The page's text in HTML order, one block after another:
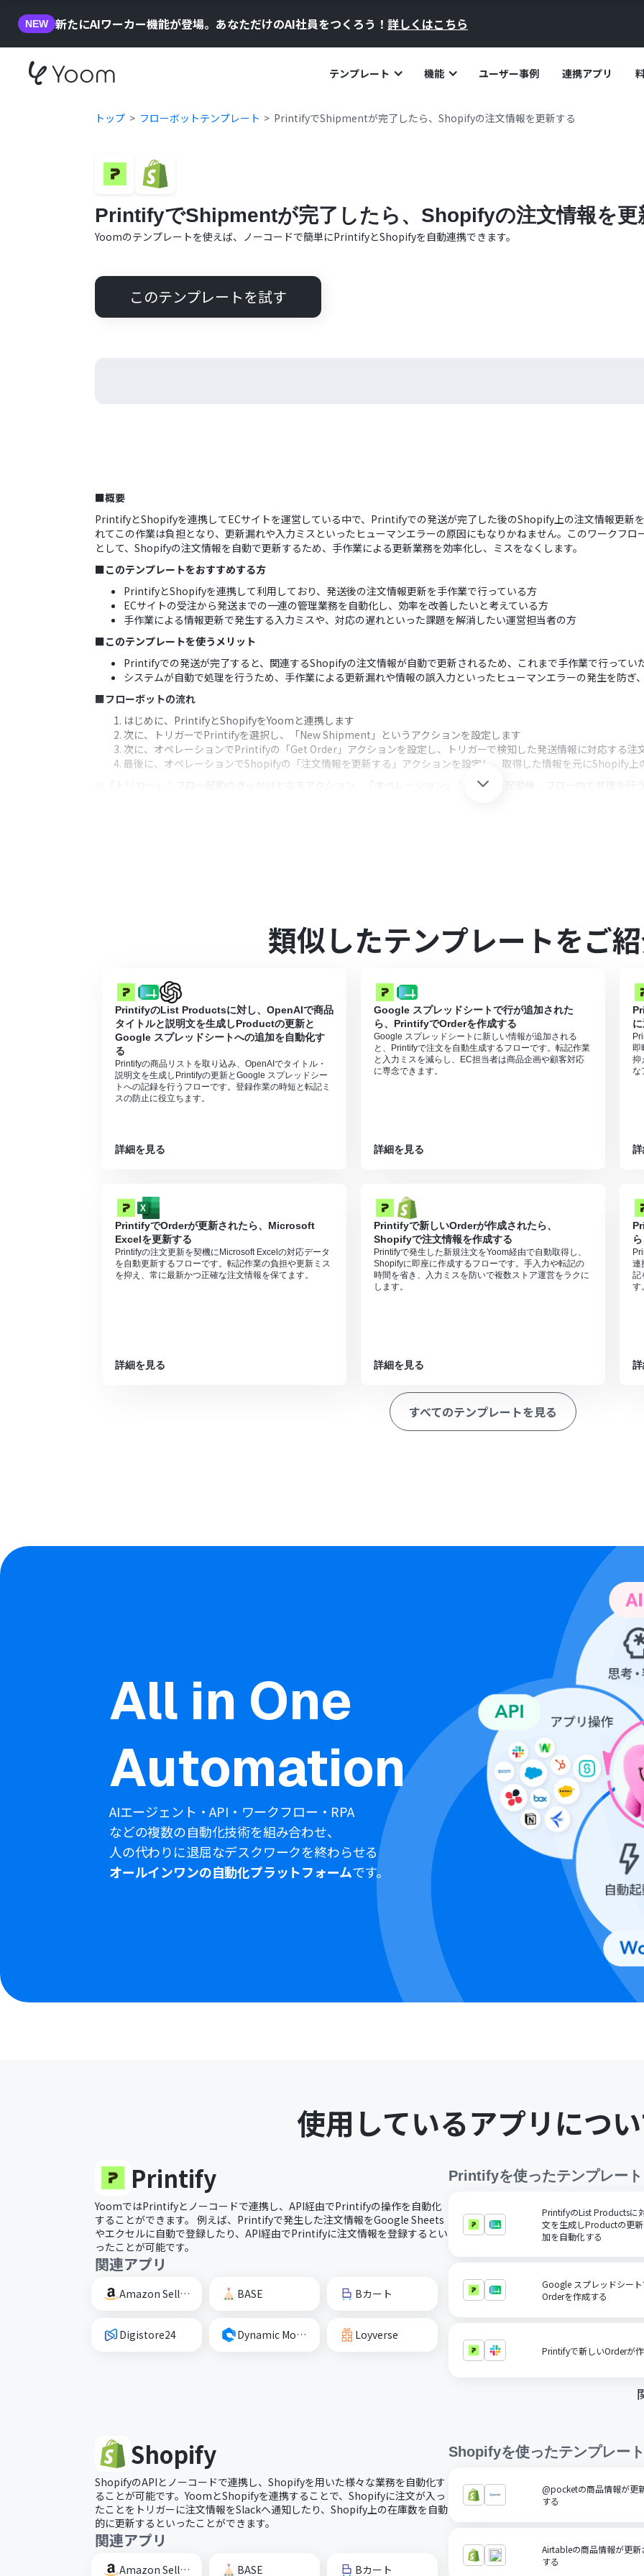
NEW 新たにAIワーカー機能が登場。あなただけのAI社員をつくろう！ 詳しくはこちら
テンプレート 機能 ユーザー事例 連携アプリ
トップ フローボットテンプレート PrintifyでShipmentが完了したら、Shopifyの注文情報を更新する
PrintifyでShipmentが完了したら、Shopifyの注文情報を更
Yoomのテンプレートを使えば、ノーコードで簡単にPrintifyとShopifyを自動連携できます。
このテンプレートを試す
■概要
PrintifyとShopifyを連携してECサイトを運営している中で、Printifyでの発送が完了した後のShopify上の注文情報更新
れてこの作業は負担となり、更新漏れや入力ミスといったヒューマンエラーの原因にもなりかねません。このワークフ
として、Shopifyの注文情報を自動で更新するため、手作業による更新業務を効率化し、ミスをなくします。
■このテンプレートをおすすめする方
PrintifyとShopifyを連携して利用しており、発送後の注文情報更新を手作業で行っている方
ECサイトの受注から発送までの一連の管理業務を自動化し、効率を改善したいと考えている方
手作業による情報更新で発生する入力ミスや、対応の遅れといった課題を解消したい運営担当者の方
■このテンプレートを使うメリット
Printifyでの発送が完了すると、関連するShopifyの注文情報が自動で更新されるため、これまで手作業で行ってい
システムが自動で処理を行うため、手作業による更新漏れや情報の誤入力といったヒューマンエラーの発生を防ぎ
■フローボットの流れ
はじめに、PrintifyとShopifyをYoomと連携します
次に、トリガーでPrintifyを選択し、「New Shipment」というアクションを設定します
次に、オペレーションでPrintifyの「Get Order」アクションを設定し、トリガーで検知した発送情報に対応する注
最後に、オペレーションでShopifyの「注文情報を更新する」アクションを設定し、取得した情報を元にShopify
※「トリガー」：フロー起動のきっかけとなるアクション、「オペレーション」：トリガー起動後、フロー内で処理を行
ーションやデータコネクトはエラーとなりますので、ご注意ください。
チームプランやサクセスプランなどの有料プランは、2週間の無料トライアルを行うことが可能です。無料トライ
類似したテンプレートをご
PrintifyのList Productsに対し、OpenAIで商品
タイトルと説明文を生成しProductの更新と
Google スプレッドシートへの追加を自動化す
る
Printifyの商品リストを取り込み、OpenAIでタイトル・
説明文を生成しPrintifyの更新とGoogle スプレッドシー
トへの記録を行うフローです。登録作業の時短と転記ミ
スの防止に役立ちます。
詳細を見る
Google スプレッドシートで行が追加された
ら、PrintifyでOrderを作成する
Google スプレッドシートに新しい情報が追加される
と、Printifyで注文を自動生成するフローです。転記作業
と入力ミスを減らし、EC担当者は商品企画や顧客対応
に専念できます。
詳細を見る
即
抑
な
PrintifyでOrderが更新されたら、Microsoft
Excelを更新する
Printifyの注文更新を契機にMicrosoft Excelの対応データ
を自動更新するフローです。転記作業の負担や更新ミス
を抑え、常に最新かつ正確な注文情報を保てます。
詳細を見る
Printifyで新しいOrderが作成されたら、
Shopifyで注文情報を作成する
Printifyで発生した新規注文をYoom経由で自動取得し、
Shopifyに即座に作成するフローです。手入力や転記の
時間を省き、入力ミスを防いで複数ストア運営をラクに
します。
詳細を見る
連
記
す
すべてのテンプレートを見る
All in One
Automation
AIエージェント・API・ワークフロー・RPA
などの複数の自動化技術を組み合わせ、
人の代わりに退屈なデスクワークを終わらせる
オールインワンの自動化プラットフォームです。
使用しているアプリにつ
Printify
YoomではPrintifyとノーコードで連携し、API経由でPrintifyの操作を自動化
することができます。 例えば、Printifyで発生した注文情報をGoogle Sheets
やエクセルに自動で登録したり、API経由でPrintifyに注文情報を登録するとい
ったことが可能です。
関連アプリ
Amazon Seller Central BASE Bカート
Digistore24 Dynamic Mockups Loyverse
Printifyを使ったテンプレート
PrintifyのList Productsに
文を生成しProductの更
加を自動化する
Google スプレッドシー
Orderを作成する
Printifyで新しいOrderが
Shopify
ShopifyのAPIとノーコードで連携し、Shopifyを用いた様々な業務を自動化す
ることが可能です。YoomとShopifyを連携することで、Shopifyに注文が入っ
たことをトリガーに注文情報をSlackへ通知したり、Shopify上の在庫数を自動
的に更新するといったことができます。
関連アプリ
Amazon Seller Central BASE Bカート
Shopifyを使ったテンプレート
@pocketの商品情報が更
する
Airtableの商品情報が更
する